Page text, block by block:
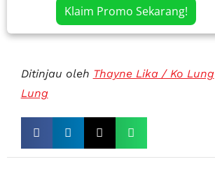
Klaim Promo Sekarang!
Ditinjau oleh Thayne Lika / Ko Lung
Lung